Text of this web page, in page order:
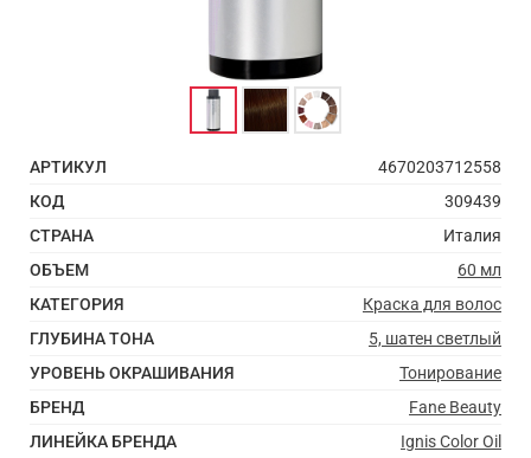
АРТИКУЛ
4670203712558
КОД
309439
СТРАНА
Италия
ОБЪЕМ
60 мл
КАТЕГОРИЯ
Краска для волос
ГЛУБИНА ТОНА
5, шатен светлый
УРОВЕНЬ ОКРАШИВАНИЯ
Тонирование
БРЕНД
Fane Beauty
ЛИНЕЙКА БРЕНДА
Ignis Color Oil